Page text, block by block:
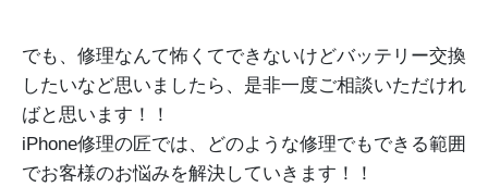
でも、修理なんて怖くてできないけどバッテリー交換
したいなど思いましたら、是非一度ご相談いただけれ
ばと思います！！
iPhone修理の匠では、どのような修理でもできる範囲
でお客様のお悩みを解決していきます！！